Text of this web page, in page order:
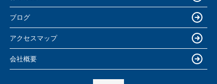
ブログ
アクセスマップ
会社概要